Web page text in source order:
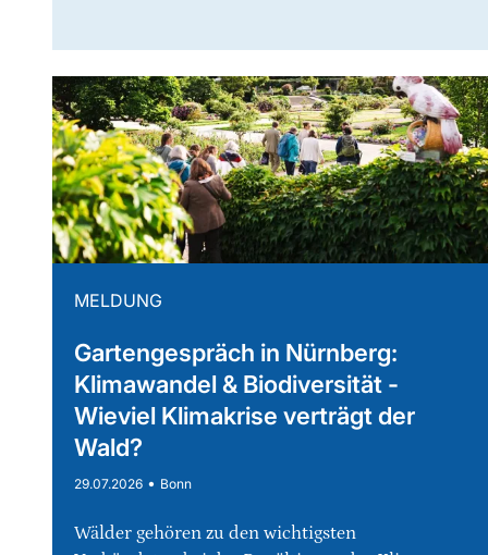
Gartengespräch in Nürnberg:
Klimawandel & Biodiversität -
Wieviel Klimakrise verträgt der
Wald?
MELDUNG
29.07.2026 • Bonn
Wälder gehören zu den wichtigsten